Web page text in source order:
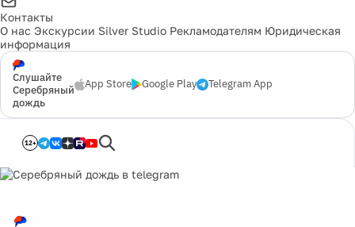
Контакты
О нас Экскурсии Silver Studio Рекламодателям Юридическая
информация
Слушайте
Серебряный
дождь
App Store Google Play Telegram App
12+